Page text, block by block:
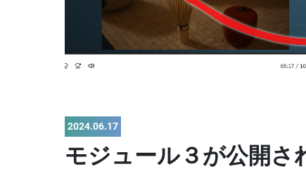
2024.06.17
モジュール３が公開さ